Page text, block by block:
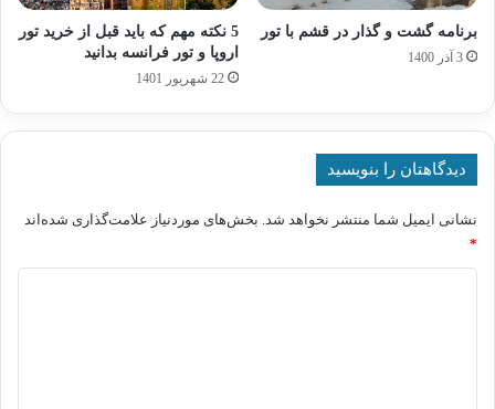
برنامه گشت و گذار در قشم با تور
3 آذر 1400
5 نکته مهم که باید قبل از خرید تور
اروپا و تور فرانسه بدانید
22 شهریور 1401
دیدگاهتان را بنویسید
نشانی ایمیل شما منتشر نخواهد شد. بخش‌های موردنیاز علامت‌گذاری شده‌اند
*